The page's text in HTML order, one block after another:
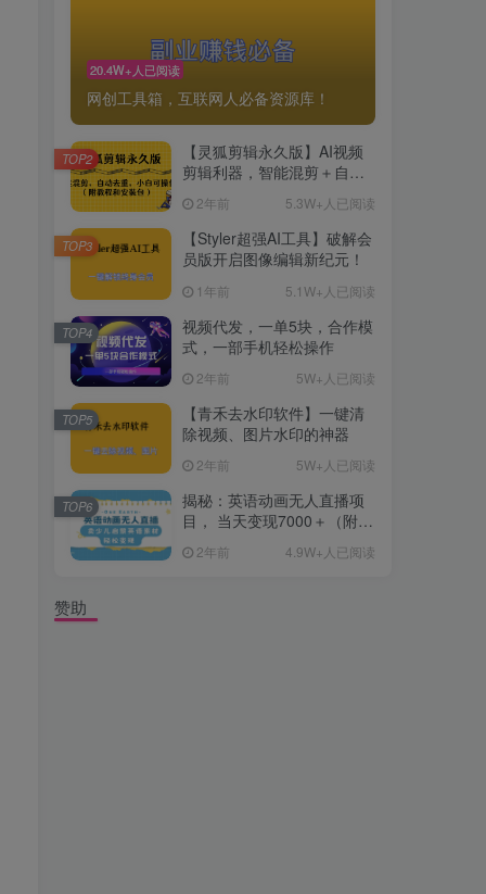
20.4W+人已阅读
网创工具箱，互联网人必备资源库！
【灵狐剪辑永久版】AI视频
剪辑利器，智能混剪＋自动
＋安装包）
2年前 5.3W+人已阅读
TOP2
【Styler超强AI工具】破解会
员版开启图像编辑新纪元！
1年前 5.1W+人已阅读
TOP3
视频代发，一单5块，合作模
式，一部手机轻松操作
2年前 5W+人已阅读
TOP4
【青禾去水印软件】一键清
除视频、图片水印的神器
2年前 5W+人已阅读
TOP5
揭秘：英语动画无人直播项
目， 当天变现7000＋（附详
2年前 4.9W+人已阅读
TOP6
赞助